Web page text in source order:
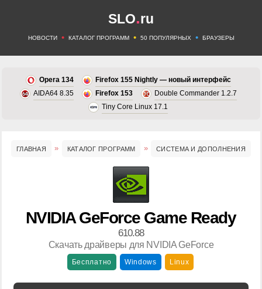
SLO.ru
НОВОСТИ • КАТАЛОГ ПРОГРАММ • 50 ПОПУЛЯРНЫХ • БРАУЗЕРЫ
Opera 134
Firefox 155 Nightly — новый интерфейс
AIDA64 8.35
Firefox 153
Double Commander 1.2.7
Tiny Core Linux 17.1
ГЛАВНАЯ КАТАЛОГ ПРОГРАММ СИСТЕМА И ДОПОЛНЕНИЯ
NVIDIA GeForce Game Ready
610.88
Скачать драйверы для NVIDIA GeForce
Бесплатно Windows Linux